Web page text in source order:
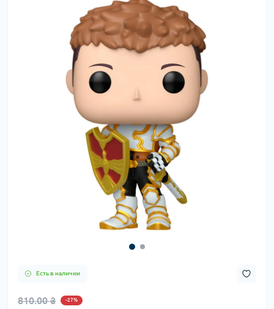
Есть в наличии
810.00 ₴ -27%